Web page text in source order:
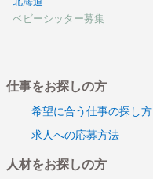
ベビーシッター募集
仕事をお探しの方
希望に合う仕事の探し方
求人への応募方法
人材をお探しの方